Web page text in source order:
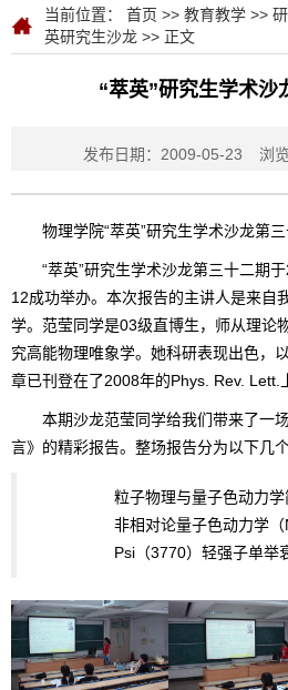
当前位置： 首页 >> 教育教学 >>
英研究生沙龙 >> 正文
“萃英”研究生学术沙
发布日期：2009-05-23 浏
物理学院“萃英”研究生学术沙龙第
“萃英”研究生学术沙龙第三十二期
12成功举办。本次报告的主讲人是来自
学。范莹同学是03级直博生，师从理论
究高能物理唯象学。她科研表现出色，
章已刊登在了2008年的Phys. Rev. Lett.
本期沙龙范莹同学给我们带来了一
言》的精彩报告。整场报告分为以下几个
粒子物理与量子色动力学
非相对论量子色动力学（
Psi（3770）轻强子单举